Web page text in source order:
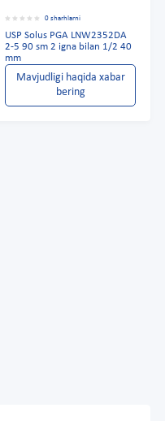
0 sharhlarni
USP Solus PGA LNW2352DA
2-5 90 sm 2 igna bilan 1/2 40
mm
Mavjudligi haqida xabar
bering